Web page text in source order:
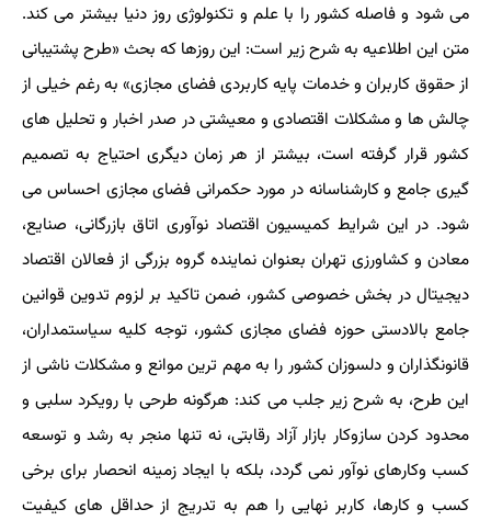
می شود و فاصله کشور را با علم و تکنولوژی روز دنیا بیشتر می کند.
متن این اطلاعیه به شرح زیر است: این روزها که بحث «طرح پشتیبانی
از حقوق کاربران و خدمات پایه کاربردی فضای مجازی» به رغم خیلی از
چالش ها و مشکلات اقتصادی و معیشتی در صدر اخبار و تحلیل های
کشور قرار گرفته است، بیشتر از هر زمان دیگری احتیاج به تصمیم
گیری جامع و کارشناسانه در مورد حکمرانی فضای مجازی احساس می
شود. در این شرایط کمیسیون اقتصاد نوآوری اتاق بازرگانی، صنایع،
معادن و کشاورزی تهران بعنوان نماینده گروه بزرگی از فعالان اقتصاد
دیجیتال در بخش خصوصی کشور، ضمن تاکید بر لزوم تدوین قوانین
جامع بالادستی حوزه فضای مجازی کشور، توجه کلیه سیاستمداران،
قانونگذاران و دلسوزان کشور را به مهم ترین موانع و مشکلات ناشی از
این طرح، به شرح زیر جلب می کند: هرگونه طرحی با رویکرد سلبی و
محدود کردن سازوکار بازار آزاد رقابتی، نه تنها منجر به رشد و توسعه
کسب وکارهای نوآور نمی گردد، بلکه با ایجاد زمینه انحصار برای برخی
کسب و کارها، کاربر نهایی را هم به تدریج از حداقل های کیفیت